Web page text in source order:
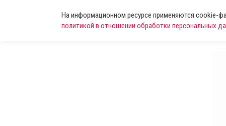
На информационном ресурсе применяются cookie-
политикой в отношении обработки персональных